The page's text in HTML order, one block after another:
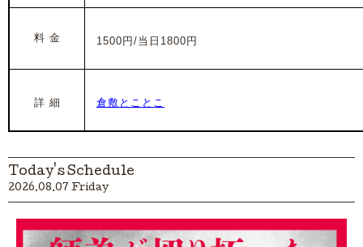
料 金 1500円/当日1800円
詳 細 倉敷とことこ
Today's Schedule
2026.08.07 Friday